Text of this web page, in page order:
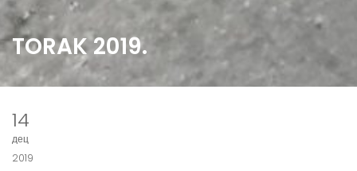
TORAK 2019.
14
дец
2019